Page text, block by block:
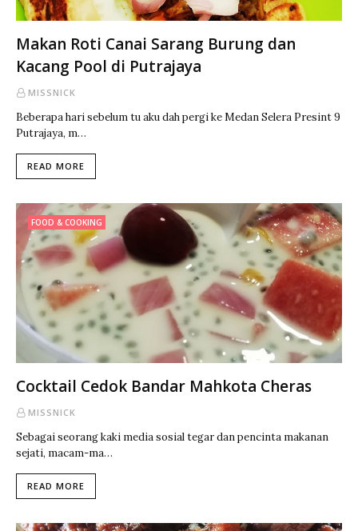
Makan Roti Canai Sarang Burung dan
Kacang Pool di Putrajaya
MISSNICK
Beberapa hari sebelum tu aku dah pergi ke Medan Selera Presint 9
Putrajaya, m…
READ MORE
FOOD & COOKING
Cocktail Cedok Bandar Mahkota Cheras
MISSNICK
Sebagai seorang kaki media sosial tegar dan pencinta makanan
sejati, macam-ma…
READ MORE